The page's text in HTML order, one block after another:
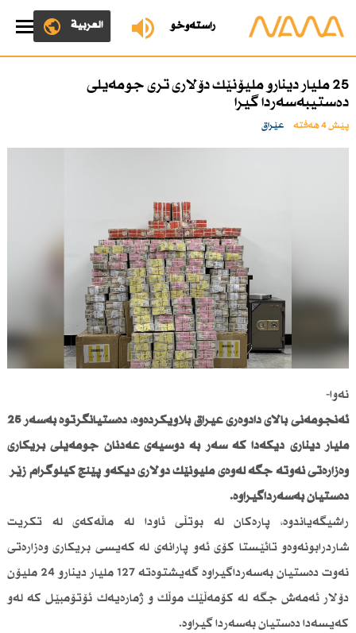
ڕاستەوخۆ العربية
25 ملیار دینارو ملیۆنێك دۆلاری تری جومەیلی
دەستیبەسەردا گیرا
پێش 4 هەفتە عێراق
نەوا-
ئەنجومەنی باڵای دادوەری عیراق بڵاویكردەوە، دەستیانگرتوە بەسەر 25
ملیار دیناری دیكەدا كە سەر بە دۆسیەی عەدنان جومەیلی بریكاری
وەزارەتی نەوتە جگە لەوەی ملیۆنێك دۆلاری دیكەو پێنج كیلۆگرام زێڕ
دەستیان بەسەرداگیراوە.
راشیگەیاندوە، پارەكان لە بوتڵی ئاودا لە ماڵەكەی لە تكریت
شاردرابونەوەو تائێستا كۆی ئەو پارانەی لە كەیسی بریكاری وەزارەتی
نەوت دەستیان بەسەرداگیراوە گەیشتوەتە 127 ملیار دینارو 24 ملیۆن
دۆلار ئەمەش جگە لە كۆمەڵێك موڵك و ژمارەیەك ئۆتۆمبێل كە لەو
كەیسەدا دەستیان بەسەردا گیراوە.